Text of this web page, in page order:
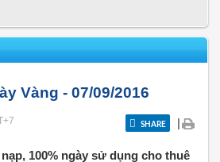
Vàng - 07/09/2016
SHARE |
100% ngày sử dụng cho thuê